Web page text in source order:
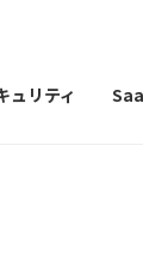
ュリティ